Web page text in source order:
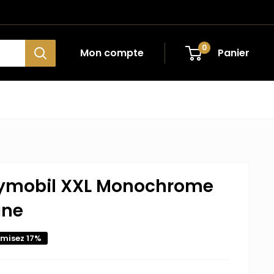
Mon compte 0 Panier
XXL Monochrome
17%